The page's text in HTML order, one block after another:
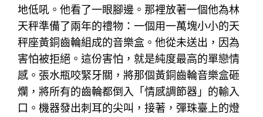
地低吼。他看了一眼腳邊。那裡放著一個他為林
天秤準備了兩年的禮物：一個用一萬塊小小的天
秤座黃銅齒輪組成的音樂盒。他從未送出，因為
害怕被拒絕。這份害怕，就是純度最高的單戀情
感。張水瓶咬緊牙關，將那個黃銅齒輪音樂盒砸
爛，將所有的齒輪都倒入「情感調節器」的輸入
口。機器發出刺耳的尖叫，接著，彈珠臺上的燈